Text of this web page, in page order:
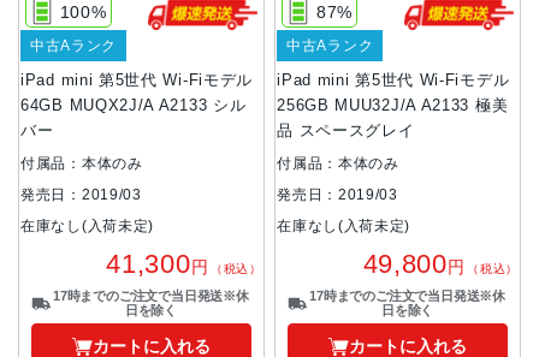
iPad mini 第5世代 Wi-Fiモデル
64GB MUQX2J/A A2133 シル
バー
100%
中古Aランク
付属品：本体のみ
発売日：2019/03
在庫なし(入荷未定)
41,300円 （税込）
17時までのご注文で当日発送※休
日を除く
カートに入れる
iPad mini 第5世代 Wi-Fiモデル
256GB MUU32J/A A2133 極美
品 スペースグレイ
87%
中古Aランク
付属品：本体のみ
発売日：2019/03
在庫なし(入荷未定)
49,800円 （税込）
17時までのご注文で当日発送※休
日を除く
カートに入れる